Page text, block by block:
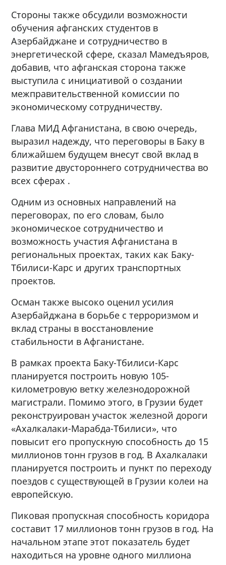
Стороны также обсудили возможности
обучения афганских студентов в
Азербайджане и сотрудничество в
энергетической сфере, сказал Мамедъяров,
добавив, что афганская сторона также
выступила с инициативой о создании
межправительственной комиссии по
экономическому сотрудничеству.
Глава МИД Афганистана, в свою очередь,
выразил надежду, что переговоры в Баку в
ближайшем будущем внесут свой вклад в
развитие двустороннего сотрудничества во
всех сферах .
Одним из основных направлений на
переговорах, по его словам, было
экономическое сотрудничество и
возможность участия Афганистана в
региональных проектах, таких как Баку-
Тбилиси-Карс и других транспортных
проектов.
Осман также высоко оценил усилия
Азербайджана в борьбе с терроризмом и
вклад страны в восстановление
стабильности в Афганистане.
В рамках проекта Баку-Тбилиси-Карс
планируется построить новую 105-
километровую ветку железнодорожной
магистрали. Помимо этого, в Грузии будет
реконструирован участок железной дороги
«Ахалкалаки-Марабда-Тбилиси», что
повысит его пропускную способность до 15
миллионов тонн грузов в год. В Ахалкалаки
планируется построить и пункт по переходу
поездов с существующей в Грузии колеи на
европейскую.
Пиковая пропускная способность коридора
составит 17 миллионов тонн грузов в год. На
начальном этапе этот показатель будет
находиться на уровне одного миллиона